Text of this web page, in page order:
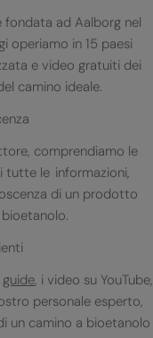
fondata ad Aalborg nel
operiamo in 15 paesi
e video gratuiti dei
camino ideale.
comprendiamo le
tutte le informazioni,
di un prodotto
guide, i video su YouTube,
personale esperto,
un camino a bioetanolo